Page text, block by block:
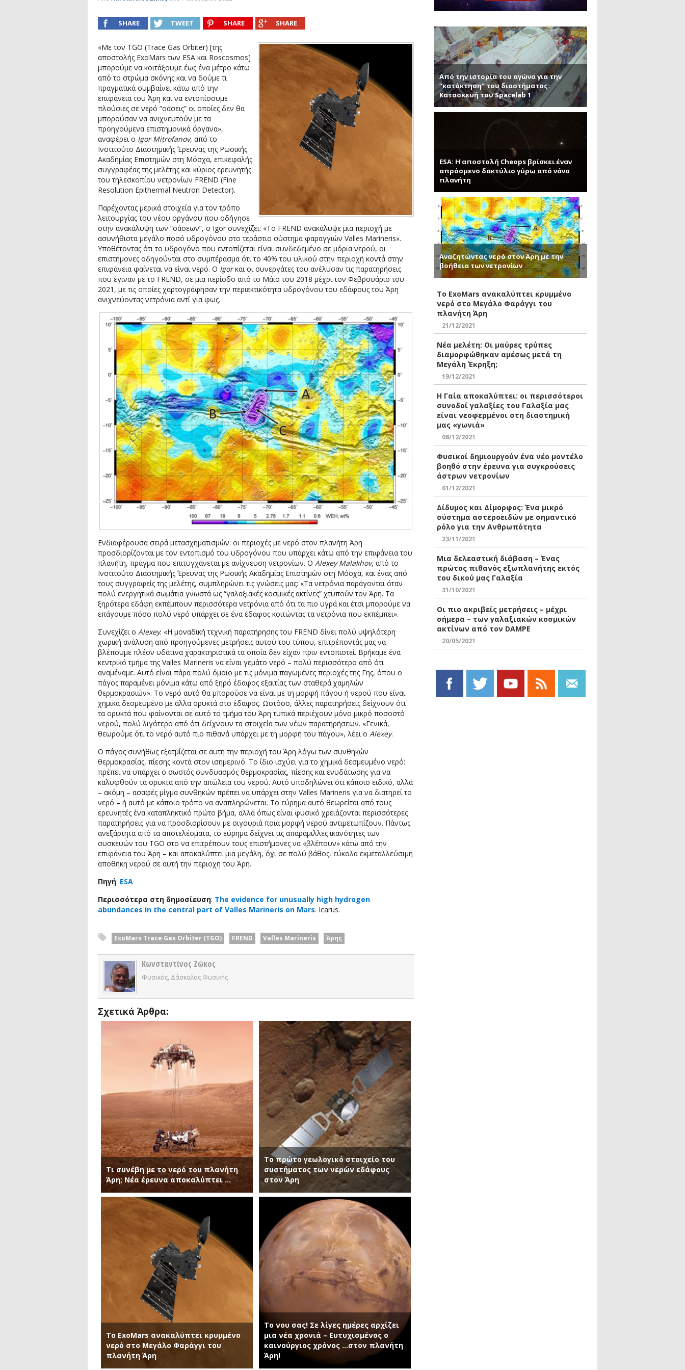
Συνέντευξη: Συζητώντας με τον ερευνητή κ. Παντελή Μπάμπουλη για τα ενδιαφέροντα τεχνητά υλικά, γερμανένιο και πυριτένιο (Μέρος
podcast: Τι είναι τα Βαρυτικά Κύματα (Συνέντευξη με τον Ερωτόκριτο Κατσαβουνίδη, διευθυντή έρευνας στο ΜΙΤ)
podcast: Αναζητώντας τα Βαρυτικά Κύματα (Συνέντευξη με τον Χρήστο Τσάγκα, Αναπληρωτή Καθηγητή του ΑΠΘ)
Συνέντευξη: Ο ερευνητής Διονύσης Αντύπας με απλά λόγια μας μαθαίνει το χαλαρόνιο και τη σχέση του με την σκοτεινή ύλη
SHARE TWEET SHARE SHARE
«Με τον TGO (Trace Gas Orbiter) [της
αποστολής ExoMars των ESA και Roscosmos]
μπορούμε να κοιτάξουμε έως ένα μέτρο κάτω
από το στρώμα σκόνης και να δούμε τι
πραγματικά συμβαίνει κάτω από την
επιφάνεια του Άρη και να εντοπίσουμε
πλούσιες σε νερό “οάσεις” οι οποίες δεν θα
μπορούσαν να ανιχνευτούν με τα
προηγούμενα επιστημονικά όργανα»,
αναφέρει ο Igor Mitrofanov, από το
Ινστιτούτο Διαστημικής Έρευνας της Ρωσικής
Ακαδημίας Επιστημών στη Μόσχα, επικεφαλής
συγγραφέας της μελέτης και κύριος ερευνητής
του τηλεσκοπίου νετρονίων FREND (Fine
Resolution Epithermal Neutron Detector).
Παρέχοντας μερικά στοιχεία για τον τρόπο
λειτουργίας του νέου οργάνου που οδήγησε
στην ανακάλυψη των “οάσεων”, ο Igor συνεχίζει: «Το FREND ανακάλυψε μια περιοχή με
ασυνήθιστα μεγάλο ποσό υδρογόνου στο τεράστιο σύστημα φαραγγιών Valles Marineris».
Υποθέτοντας ότι το υδρογόνο που εντοπίζεται είναι συνδεδεμένο σε μόρια νερού, οι
επιστήμονες οδηγούνται στο συμπέρασμα ότι το 40% του υλικού στην περιοχή κοντά στην
επιφάνεια φαίνεται να είναι νερό. Ο Igorκαι οι συνεργάτες του ανέλυσαν τις παρατηρήσεις
που έγιναν με το FREND, σε μια περίοδο από το Μάιο του 2018 μέχρι τον Φεβρουάριο του
2021, με τις οποίες χαρτογράφησαν την περιεκτικότητα υδρογόνου του εδάφους του Άρη
ανιχνεύοντας νετρόνια αντί για φως.
Ενδιαφέρουσα σειρά μετασχηματισμών: οι περιοχές με νερό στον πλανήτη Άρη
προσδιορίζονται με τον εντοπισμό του υδρογόνου που υπάρχει κάτω από την επιφάνεια του
πλανήτη, πράγμα που επιτυγχάνεται με ανίχνευση νετρονίων. Ο Alexey Malakhov, από το
Ινστιτούτο Διαστημικής Έρευνας της Ρωσικής Ακαδημίας Επιστημών στη Μόσχα, και ένας από
τους συγγραφείς της μελέτης, συμπληρώνει τις γνώσεις μας: «Τα νετρόνια παράγονται όταν
πολύ ενεργητικά σωμάτια γνωστά ως “γαλαξιακές κοσμικές ακτίνες” χτυπούν τον Άρη. Τα
ξηρότερα εδάφη εκπέμπουν περισσότερα νετρόνια από ότι τα πιο υγρά και έτσι μπορούμε να
επάγουμε πόσο πολύ νερό υπάρχει σε ένα έδαφος κοιτώντας τα νετρόνια που εκπέμπει».
Συνεχίζει ο Alexey: «Η μοναδική τεχνική παρατήρησης του FREND δίνει πολύ υψηλότερη
χωρική ανάλυση από προηγούμενες μετρήσεις αυτού του τύπου, επιτρέποντάς μας να
βλέπουμε πλέον υδάτινα χαρακτηριστικά τα οποία δεν είχαν πριν εντοπιστεί. Βρήκαμε ένα
κεντρικό τμήμα της Valles Marineris να είναι γεμάτο νερό – πολύ περισσότερο από ότι
αναμέναμε. Αυτό είναι πάρα πολύ όμοιο με τις μόνιμα παγωμένες περιοχές της Γης, όπου ο
πάγος παραμένει μόνιμα κάτω από ξηρό έδαφος εξαιτίας των σταθερά χαμηλών
θερμοκρασιών». Το νερό αυτό θα μπορούσε να είναι με τη μορφή πάγου ή νερού που είναι
χημικά δεσμευμένο με άλλα ορυκτά στο έδαφος. Ωστόσο, άλλες παρατηρήσεις δείχνουν ότι
τα ορυκτά που φαίνονται σε αυτό το τμήμα του Άρη τυπικά περιέχουν μόνο μικρό ποσοστό
νερού, πολύ λιγότερο από ότι δείχνουν τα στοιχεία των νέων παρατηρήσεων. «Γενικά,
θεωρούμε ότι το νερό αυτό πιο πιθανά υπάρχει με τη μορφή του πάγου», λέει ο Alexey.
Ο πάγος συνήθως εξατμίζεται σε αυτή την περιοχή του Άρη λόγω των συνθηκών
θερμοκρασίας, πίεσης κοντά στον ισημερινό. Το ίδιο ισχύει για το χημικά δεσμευμένο νερό:
πρέπει να υπάρχει ο σωστός συνδυασμός θερμοκρασίας, πίεσης και ενυδάτωσης για να
καλυφθούν τα ορυκτά από την απώλεια του νερού. Αυτό υποδηλώνει ότι κάποιο ειδικό, αλλά
– ακόμη – ασαφές μίγμα συνθηκών πρέπει να υπάρχει στην Valles Marineris για να διατηρεί το
νερό – ή αυτό με κάποιο τρόπο να αναπληρώνεται. Το εύρημα αυτό θεωρείται από τους
ερευνητές ένα καταπληκτικό πρώτο βήμα, αλλά όπως είναι φυσικό χρειάζονται περισσότερες
παρατηρήσεις για να προσδιορίσουν με σιγουριά ποια μορφή νερού αντιμετωπίζουν. Πάντως
ανεξάρτητα από τα αποτελέσματα, το εύρημα δείχνει τις απαράμιλλες ικανότητες των
συσκευών του TGO στο να επιτρέπουν τους επιστήμονες να «βλέπουν» κάτω από την
επιφάνεια του Άρη – και αποκαλύπτει μια μεγάλη, όχι σε πολύ βάθος, εύκολα εκμεταλλεύσιμη
αποθήκη νερού σε αυτή την περιοχή του Άρη.
Πηγή: ESA
Περισσότερα στη δημοσίευση: The evidence for unusually high hydrogen
abundances in the central part of Valles Marineris on Mars. Icarus.
ExoMars Trace Gas Orbiter (TGO) FREND Valles Marineris Άρης
Κωνσταντίνος Ζώκος
Φυσικός, Δάσκαλος Φυσικής
Σχετικά Άρθρα:
Τι συνέβη με το νερό του πλανήτη
Άρη; Νέα έρευνα αποκαλύπτει …
Το πρώτο γεωλογικό στοιχείο του
συστήματος των νερών εδάφους
στον Άρη
Το ExoMars ανακαλύπτει κρυμμένο
νερό στο Μεγάλο Φαράγγι του
πλανήτη Άρη
Το νου σας! Σε λίγες ημέρες αρχίζει
μια νέα χρονιά – Ευτυχισμένος ο
καινούργιος χρόνος …στον πλανήτη
Άρη!
Από την ιστορία του αγώνα για την
“κατάκτηση” του διαστήματος:
Κατασκευή του Spacelab 1
ESA: Η αποστολή Cheops βρίσκει έναν
απρόσμενο δακτύλιο γύρω από νάνο
πλανήτη
Αναζητώντας νερό στον Άρη με την
βοήθεια των νετρονίων
Το ExoMars ανακαλύπτει κρυμμένο
νερό στο Μεγάλο Φαράγγι του
πλανήτη Άρη
21/12/2021
Νέα μελέτη: Οι μαύρες τρύπες
διαμορφώθηκαν αμέσως μετά τη
Μεγάλη Έκρηξη;
19/12/2021
Η Γαία αποκαλύπτει: οι περισσότεροι
συνοδοί γαλαξίες του Γαλαξία μας
είναι νεοφερμένοι στη διαστημική
μας «γωνιά»
08/12/2021
Φυσικοί δημιουργούν ένα νέο μοντέλο
βοηθό στην έρευνα για συγκρούσεις
άστρων νετρονίων
01/12/2021
Δίδυμος και Δίμορφος: Ένα μικρό
σύστημα αστεροειδών με σημαντικό
ρόλο για την Ανθρωπότητα
23/11/2021
Μια δελεαστική διάβαση – Ένας
πρώτος πιθανός εξωπλανήτης εκτός
του δικού μας Γαλαξία
31/10/2021
Οι πιο ακριβείς μετρήσεις – μέχρι
σήμερα – των γαλαξιακών κοσμικών
ακτίνων από τον DAMPE
20/05/2021